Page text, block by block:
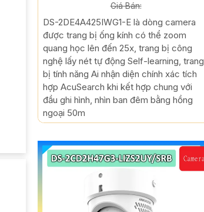
Giá Bán:
DS-2DE4A425IWG1-E là dòng camera
được trang bị ống kính có thể zoom
quang học lên đến 25x, trang bị công
nghệ lấy nét tự động Self-learning, trang
bị tính năng Ai nhận diện chính xác tích
hợp AcuSearch khi kết hợp chung với
đầu ghi hình, nhìn ban đêm bằng hồng
ngoại 50m